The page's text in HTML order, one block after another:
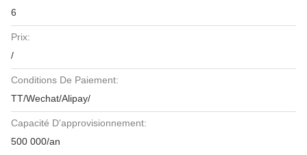
6
Prix:
/
Conditions De Paiement:
TT/Wechat/Alipay/
Capacité D'approvisionnement:
500 000/an